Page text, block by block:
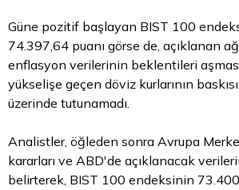
Güne pozitif başlayan BIST 100
74.397,64 puanı görse de, açıklanan
enflasyon verilerinin beklentileri
yükselişe geçen döviz kurlarının
üzerinde tutunamadı.
Analistler, öğleden sonra Avrupa
kararları ve ABD'de açıklanacak
belirterek, BIST 100 endeksinin